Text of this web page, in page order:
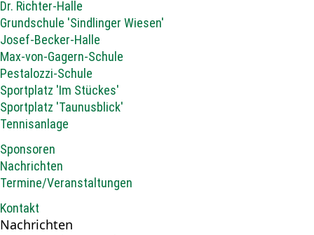
Dr. Richter-Halle
Grundschule 'Sindlinger Wiesen'
Josef-Becker-Halle
Max-von-Gagern-Schule
Pestalozzi-Schule
Sportplatz 'Im Stückes'
Sportplatz 'Taunusblick'
Tennisanlage
Sponsoren
Nachrichten
Termine/Veranstaltungen
Kontakt
Nachrichten